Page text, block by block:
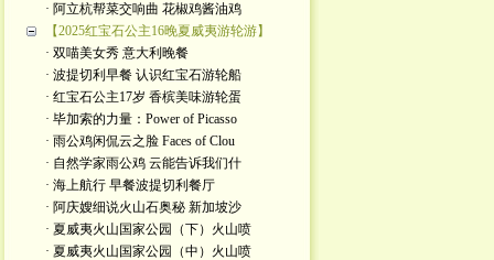
· 阿立杭帮菜交响曲 花椒鸡酱油鸡
【2025红宝石公主16晚夏威夷游轮游】
· 双喵美女秀 意大利晚餐
· 波提切利早餐 认识红宝石游轮船
· 红宝石公主17岁 香槟美味游轮蛋
· 毕加索的力量：Power of Picasso
· 雨公鸡闲侃云之脸 Faces of Clou
· 自然学家雨公鸡 云能告诉我们什
· 海上航行 早餐波提切利餐厅
· 阿庆嫂细说火山石奥秘 新加坡沙
· 夏威夷火山国家公园（下）火山喷
· 夏威夷火山国家公园（中）火山喷